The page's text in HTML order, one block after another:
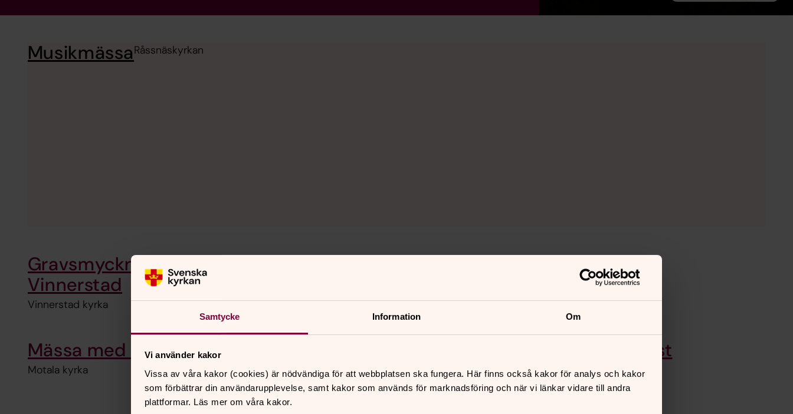
Samtycke Information Om
Vi använder kakor
Vissa av våra kakor (cookies) är nödvändiga för att webbplatsen ska fungera. Här finns också kakor för analys och kakor
som förbättrar din användarupplevelse, samt kakor som används för marknadsföring och när vi länkar vidare till andra
plattformar. Läs mer om våra kakor.
MusikmässaRåssnäskyrkan
Gravsmyckningskaffe i
Vinnerstad
Vinnerstad kyrka Vinnerstad kyrka
Sånger till tröst
Mässa med musik
Motala kyrka
ljuset kring dig
Råssnäskyrkan
Psalmgudstjänst
Lillkyrkan